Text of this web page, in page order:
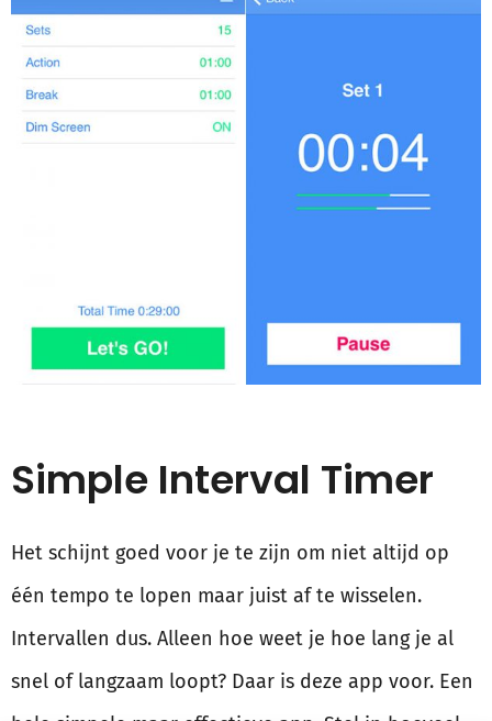
Simple Interval Timer
Het schijnt goed voor je te zijn om niet altijd op
één tempo te lopen maar juist af te wisselen.
Intervallen dus. Alleen hoe weet je hoe lang je al
snel of langzaam loopt? Daar is deze app voor. Een